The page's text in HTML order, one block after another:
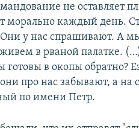
не оставляет
морально каждый день.
у нас спрашивают. А
в рваной палатке.
в окопы обратно?
про нас забывают, а на
по имени Петр.